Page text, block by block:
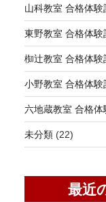
山科教室 合格体験
東野教室 合格体験
椥辻教室 合格体験
小野教室 合格体験
六地蔵教室 合格体
未分類(22)
最近